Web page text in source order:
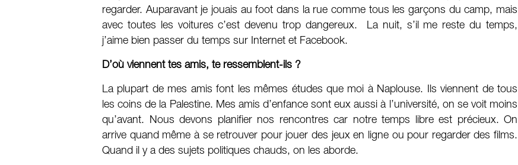
regarder. Auparavant je jouais au foot dans la rue comme tous les garçons du camp, mais
avec toutes les voitures c’est devenu trop dangereux. La nuit, s’il me reste du temps,
j’aime bien passer du temps sur Internet et Facebook.
D’où viennent tes amis, te ressemblent-ils ?
La plupart de mes amis font les mêmes études que moi à Naplouse. Ils viennent de tous
les coins de la Palestine. Mes amis d’enfance sont eux aussi à l’université, on se voit moins
qu’avant. Nous devons planifier nos rencontres car notre temps libre est précieux. On
arrive quand même à se retrouver pour jouer des jeux en ligne ou pour regarder des films.
Quand il y a des sujets politiques chauds, on les aborde.